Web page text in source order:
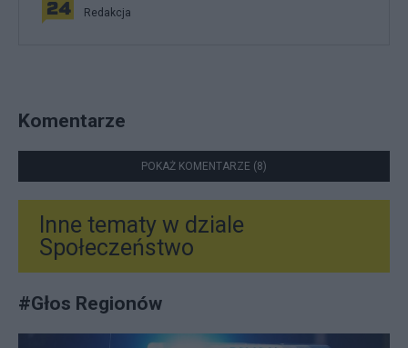
Redakcja
Komentarze
POKAŻ KOMENTARZE (8)
Inne tematy w dziale
Społeczeństwo
#Głos Regionów